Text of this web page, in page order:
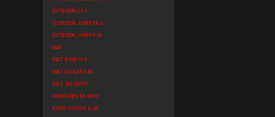
CITROEN C1 I
CITROEN JUMPER II
CITROEN JUMPY III
DAF
FIAT DOBLO II
FIAT DUCATO III
FIAT TALENTO
FORD FIESTA MK7
FORD FOCUS II-III